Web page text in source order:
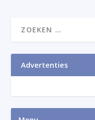
Advertenties